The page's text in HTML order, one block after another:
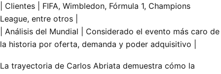
| Clientes | FIFA, Wimbledon, Fórmula 1, Champions
League, entre otros |
| Análisis del Mundial | Considerado el evento más caro de
la historia por oferta, demanda y poder adquisitivo |
La trayectoria de Carlos Abriata demuestra cómo la